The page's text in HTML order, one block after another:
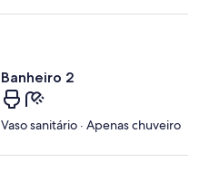
Banheiro 2
Vaso sanitário · Apenas chuveiro